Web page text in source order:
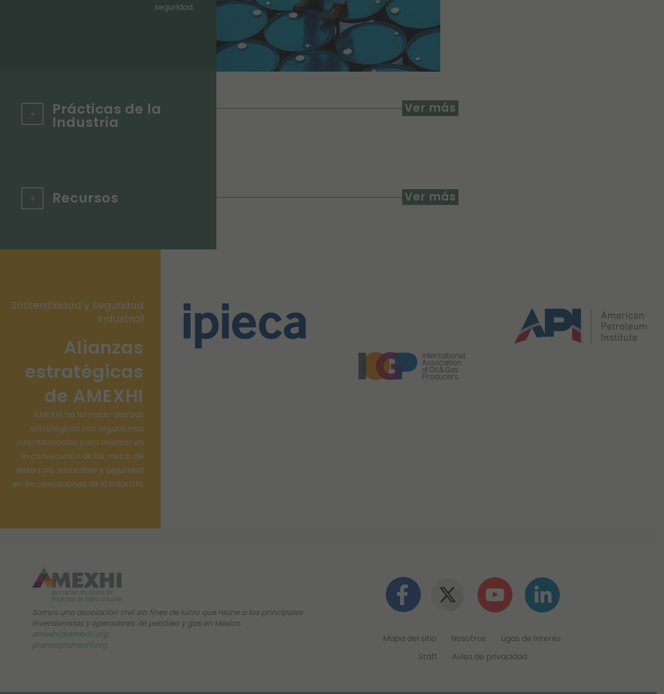
seguridad.
Prácticas de la
Industria
Recursos
Sostenibilidad y Seguridad
Industrial
Alianzas
estratégicas
de AMEXHI
AMEXHI ha formado alianzas
estratégicas con organismos
internacionales para avanzar en
la consecución de las metas de
desarrollo sostenible y seguridad
en las operaciones de la industria.
Somos una asociación civil sin fines de lucro que reúne a los principales
inversionistas y operadores de petróleo y gas en México.
amexhi@amexhi.org
prensa@amexhi.org
Mapa del sitio Nosotros
Ligas de interés
Staff
Aviso de privacidad